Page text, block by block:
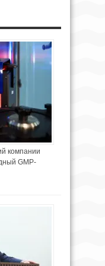
компании
GMP-